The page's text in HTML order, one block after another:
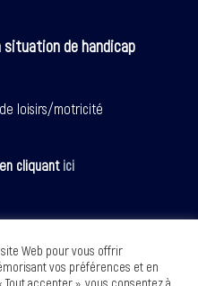
situation de handicap
loisirs/motricité
cliquant ici
Atlantique accueille,
les activités sportives pour le
Web pour vous offrir
vos préférences et en
accepter », vous consentez à